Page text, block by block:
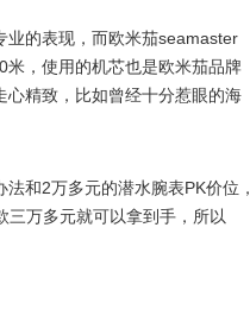
业的表现，而欧米茄seamaster
，使用的机芯也是欧米茄品牌
心精致，比如曾经十分惹眼的海
和2万多元的潜水腕表PK价位，
三万多元就可以拿到手，所以